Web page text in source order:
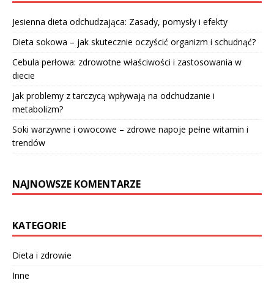
Jesienna dieta odchudzająca: Zasady, pomysły i efekty
Dieta sokowa – jak skutecznie oczyścić organizm i schudnąć?
Cebula perłowa: zdrowotne właściwości i zastosowania w
diecie
Jak problemy z tarczycą wpływają na odchudzanie i
metabolizm?
Soki warzywne i owocowe – zdrowe napoje pełne witamin i
trendów
NAJNOWSZE KOMENTARZE
KATEGORIE
Dieta i zdrowie
Inne